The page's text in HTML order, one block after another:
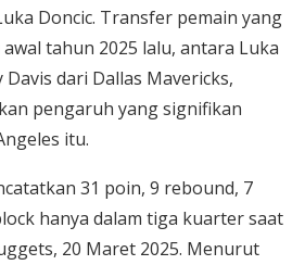
Doncic. Transfer pemain yang
tahun 2025 lalu, antara Luka
dari Dallas Mavericks,
pengaruh yang signifikan
itu.
31 poin, 9 rebound, 7
hanya dalam tiga kuarter saat
20 Maret 2025. Menurut